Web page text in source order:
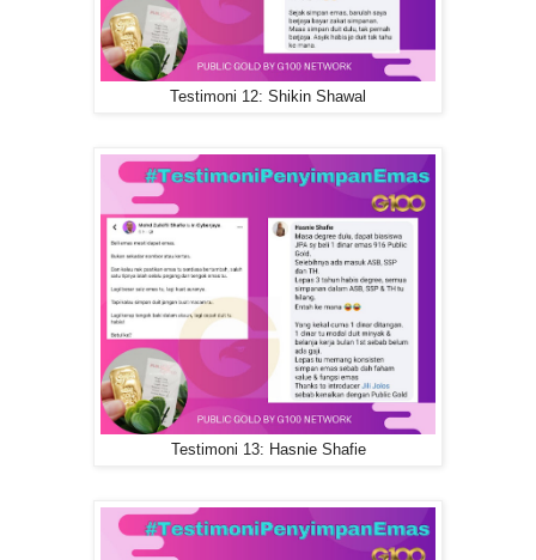
Testimoni 12: Shikin Shawal
Testimoni 13: Hasnie Shafie